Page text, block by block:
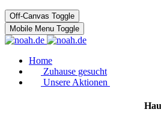
Off-Canvas Toggle
Mobile Menu Toggle
Home
Zuhause gesucht
Unsere Aktionen